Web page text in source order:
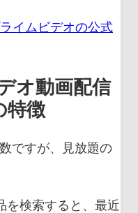
イムビデオの公式
オ動画配信
特徴
ですが、見放題の
を検索すると、最近